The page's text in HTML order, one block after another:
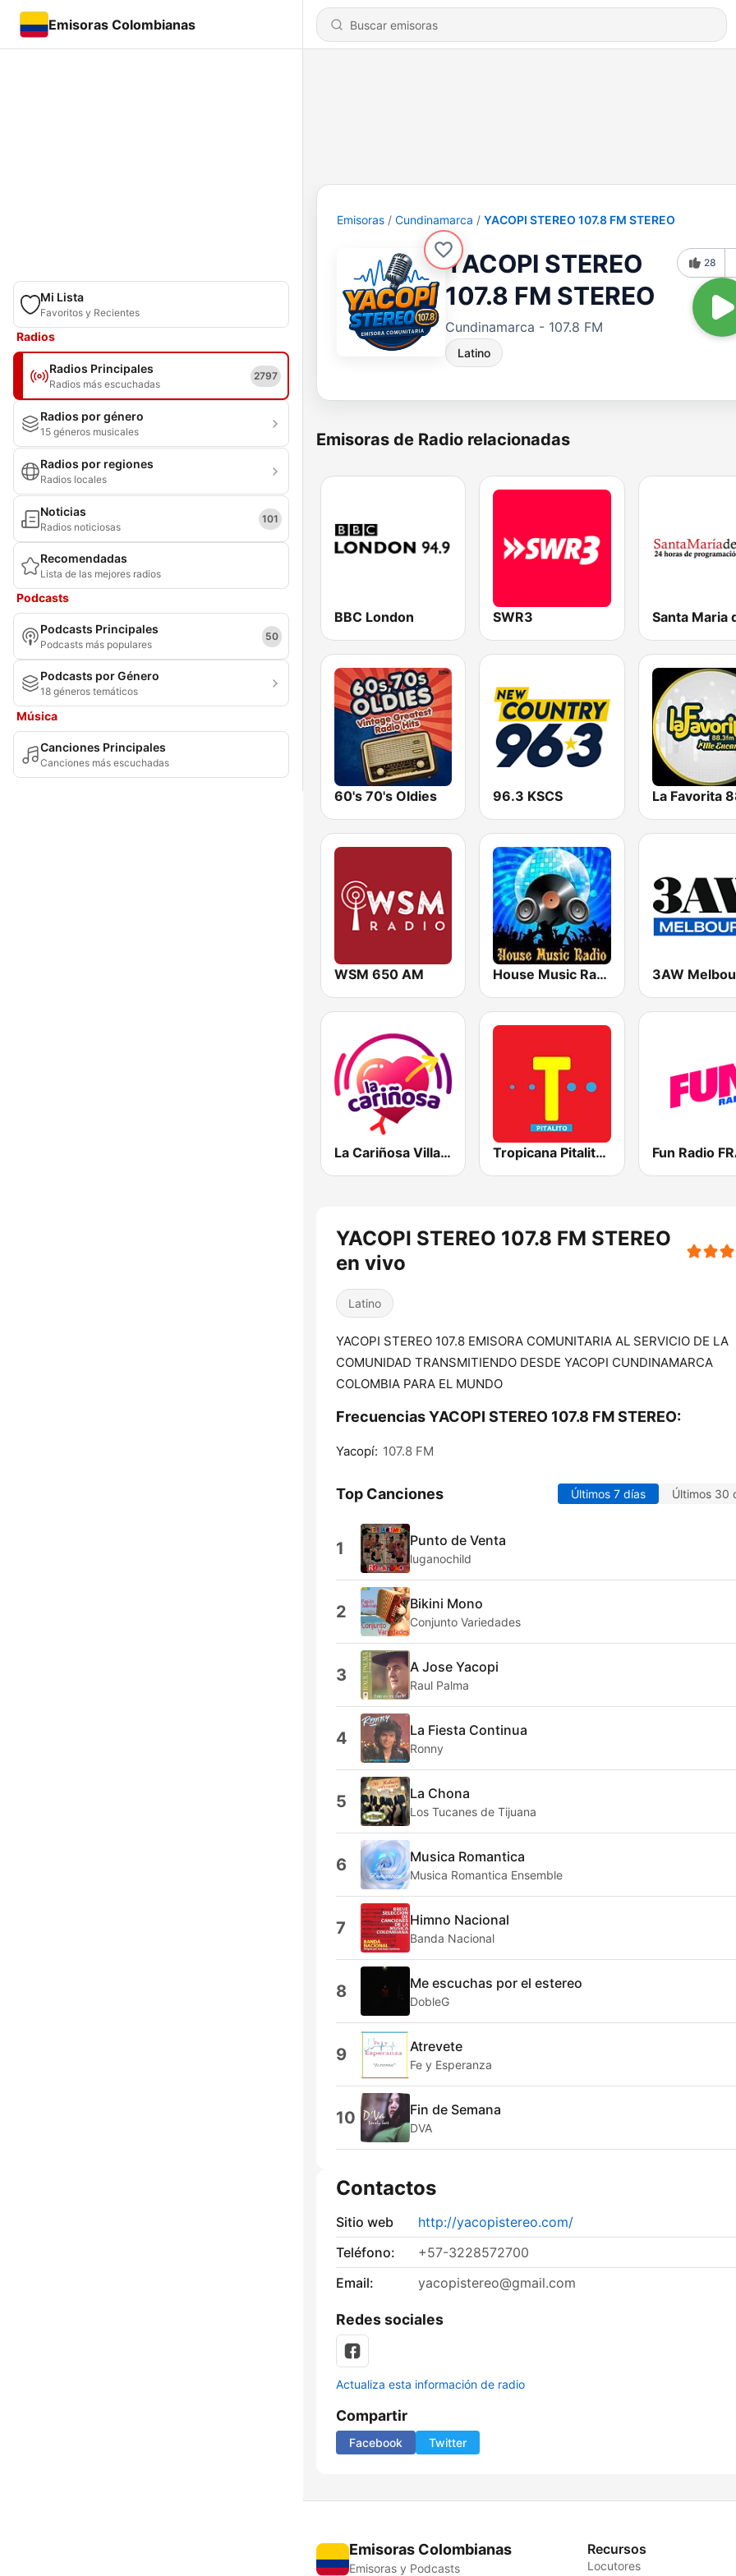
Emisoras Colombianas
Mi Lista
Favoritos y Recientes
Radios
Radios Principales
Radios más escuchadas
2797
Radios por género
15 géneros musicales
Radios por regiones
Radios locales
Noticias
Radios noticiosas
101
Recomendadas
Lista de las mejores radios
Podcasts
Podcasts Principales
Podcasts más populares
50
Podcasts por Género
18 géneros temáticos
Música
Canciones Principales
Canciones más escuchadas
Emisoras Cundinamarca YACOPI STEREO 107.8 FM STEREO
YACOPI STEREO
107.8 FM STEREO
Cundinamarca - 107.8 FM
Latino
28
Emisoras de Radio relacionadas
BBC London SWR3
60's 70's Oldies 96.3 KSCS
WSM 650 AM House Music Radio 3AW
La Cariñosa Villavicencio Tropicana Pitalito 101.8 FM
YACOPI STEREO 107.8 FM STEREO
en vivo
Latino
YACOPI STEREO 107.8 EMISORA COMUNITARIA AL SERVICIO DE LA
COMUNIDAD TRANSMITIENDO DESDE YACOPI CUNDINAMARCA
COLOMBIA PARA EL MUNDO
Frecuencias YACOPI STEREO 107.8 FM STEREO:
Yacopí: 107.8 FM
Top Canciones Últimos 7 días Últimos 30
1 Punto de Venta
luganochild
2 Bikini Mono
Conjunto Variedades
3 A Jose Yacopi
Raul Palma
4 La Fiesta Continua
Ronny
5 La Chona
Los Tucanes de Tijuana
6 Musica Romantica
Musica Romantica Ensemble
7 Himno Nacional
Banda Nacional
8 Me escuchas por el estereo
DobleG
9 Atrevete
Fe y Esperanza
10 Fin de Semana
DVA
Contactos
Sitio web
http://yacopistereo.com/
Teléfono:
+57-3228572700
Email:
yacopistereo@gmail.com
Redes sociales
Actualiza esta información de radio
Compartir
Facebook Twitter
Emisoras Colombianas
Emisoras y Podcasts
Recursos
Locutores